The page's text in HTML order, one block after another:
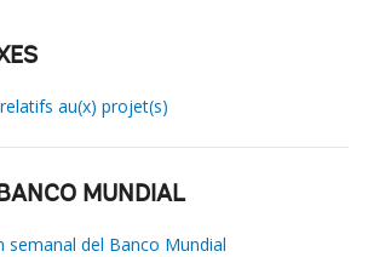
au(x) projet(s)
MUNDIAL
semanal del Banco Mundial